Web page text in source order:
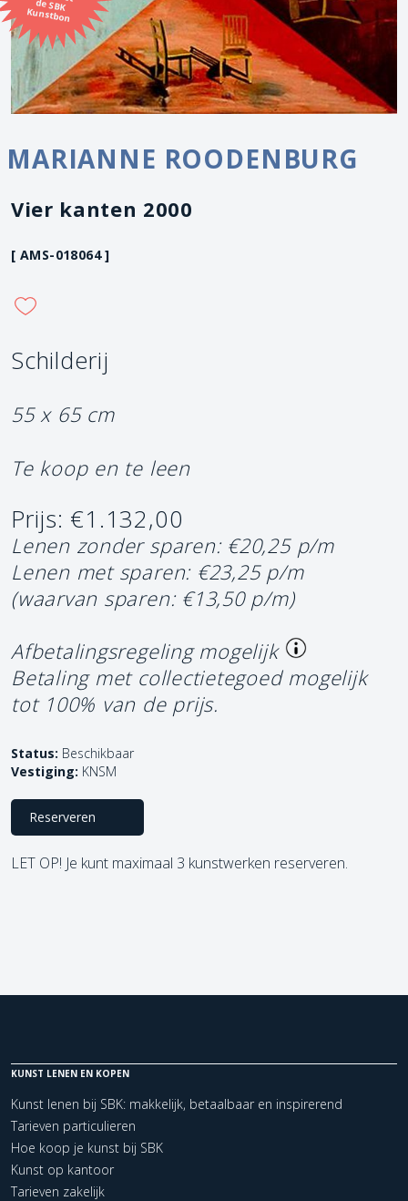
Kunstbon
MARIANNE ROODENBURG
Vier kanten 2000
[ AMS-018064 ]
Schilderij
55 x 65 cm
Te koop en te leen
Prijs: €1.132,00
Lenen zonder sparen: €20,25 p/m
Lenen met sparen: €23,25 p/m
(waarvan sparen: €13,50 p/m)
Afbetalingsregeling mogelijk
Betaling met collectietegoed mogelijk
tot 100% van de prijs.
Status: Beschikbaar
Vestiging: KNSM
Reserveren
LET OP! Je kunt maximaal 3 kunstwerken reserveren.
KUNST LENEN EN KOPEN
Kunst lenen bij SBK: makkelijk, betaalbaar en inspirerend
Tarieven particulieren
Hoe koop je kunst bij SBK
Kunst op kantoor
Tarieven zakelijk